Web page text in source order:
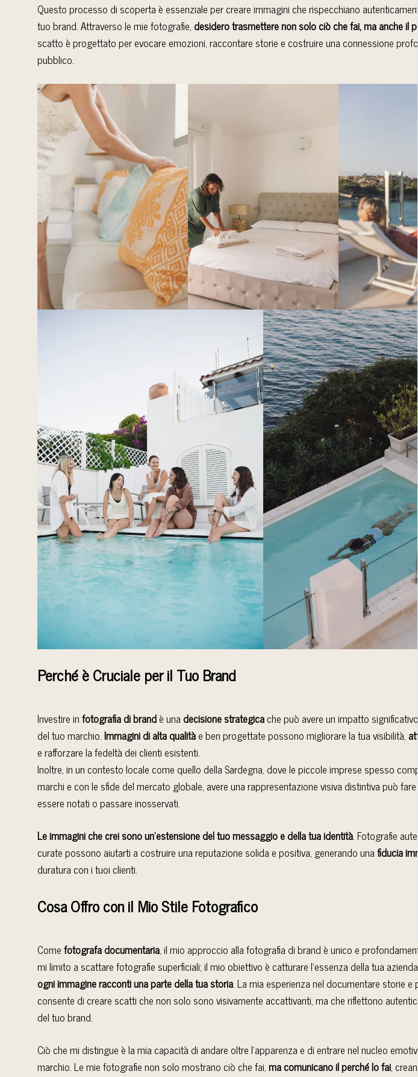
Questo processo di scoperta è essenziale per creare immagini che rispecchiano
tuo brand. Attraverso le mie fotografie,desidero trasmettere non solo ciò che fai, ma anche il
scatto è progettato per evocare emozioni, raccontare storie e costruire una connessione
pubblico.
Perché è Cruciale per il Tuo Brand
Investire infotografia di brandè unadecisione strategicache può avere un impatto
del tuo marchio.Immagini di alta qualitàe ben progettate possono migliorare la tua visibilità,
e rafforzare la fedeltà dei clienti esistenti.
Inoltre, in un contesto locale come quello della Sardegna, dove le piccole imprese spesso
marchi e con le sfide del mercato globale, avere una rappresentazione visiva distintiva può
essere notati o passare inosservati.
Le immagini che crei sono un’estensione del tuo messaggio e della tua identità. Fotografie
curate possono aiutarti a costruire una reputazione solida e positiva, generando unafiducia
duratura con i tuoi clienti.
Cosa Offro con il Mio Stile Fotografico
Comefotografa documentaria, il mio approccio alla fotografia di brand è unico e
mi limito a scattare fotografie superficiali; il mio obiettivo è catturare l’essenza della tua
ogni immagine racconti una parte della tua storia. La mia esperienza nel documentare storie e
consente di creare scatti che non solo sono visivamente accattivanti, ma che riflettono
del tuo brand.
Ciò che mi distingue è la mia capacità di andare oltre l’apparenza e di entrare nel nucleo
marchio. Le mie fotografie non solo mostrano ciò che fai,ma comunicano il perché lo fai,